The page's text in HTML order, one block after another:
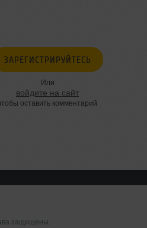
ЗАРЕГИСТРИРУЙТЕСЬ
Или
войдите на сайт
оставить комментарий
защищены.